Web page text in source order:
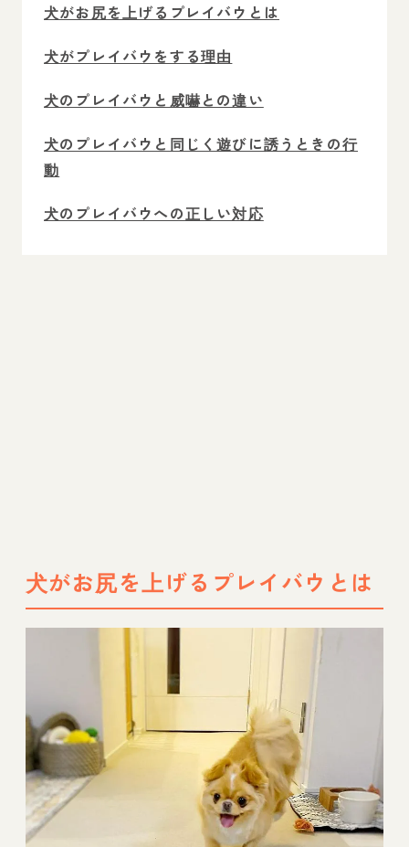
犬がお尻を上げるプレイバウとは
犬がプレイバウをする理由
犬のプレイバウと威嚇との違い
犬のプレイバウと同じく遊びに誘うときの行
動
犬のプレイバウへの正しい対応
犬がお尻を上げるプレイバウとは